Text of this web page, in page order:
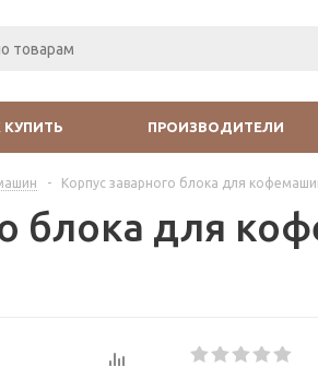
КУПИТЬ ПРОИЗВОДИТЕЛИ
- Корпус заварного блока для
блока для